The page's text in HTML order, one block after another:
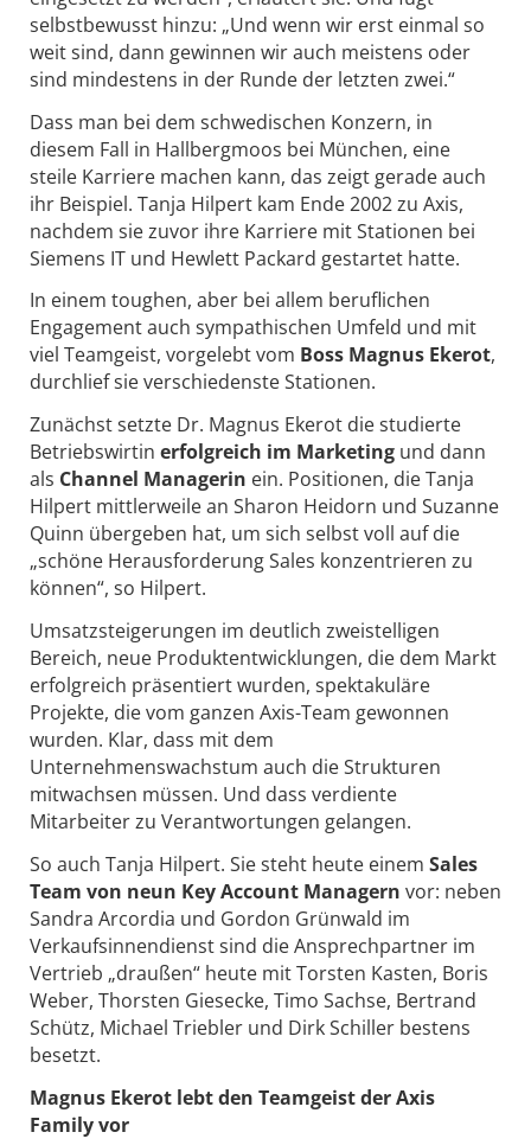
selbstbewusst hinzu: „Und wenn wir erst einmal so
weit sind, dann gewinnen wir auch meistens oder
sind mindestens in der Runde der letzten zwei.“
Dass man bei dem schwedischen Konzern, in
diesem Fall in Hallbergmoos bei München, eine
steile Karriere machen kann, das zeigt gerade auch
ihr Beispiel. Tanja Hilpert kam Ende 2002 zu Axis,
nachdem sie zuvor ihre Karriere mit Stationen bei
Siemens IT und Hewlett Packard gestartet hatte.
In einem toughen, aber bei allem beruflichen
Engagement auch sympathischen Umfeld und mit
viel Teamgeist, vorgelebt vom Boss Magnus Ekerot,
durchlief sie verschiedenste Stationen.
Zunächst setzte Dr. Magnus Ekerot die studierte
Betriebswirtin erfolgreich im Marketing und dann
als Channel Managerin ein. Positionen, die Tanja
Hilpert mittlerweile an Sharon Heidorn und Suzanne
Quinn übergeben hat, um sich selbst voll auf die
„schöne Herausforderung Sales konzentrieren zu
können“, so Hilpert.
Umsatzsteigerungen im deutlich zweistelligen
Bereich, neue Produktentwicklungen, die dem Markt
erfolgreich präsentiert wurden, spektakuläre
Projekte, die vom ganzen Axis-Team gewonnen
wurden. Klar, dass mit dem
Unternehmenswachstum auch die Strukturen
mitwachsen müssen. Und dass verdiente
Mitarbeiter zu Verantwortungen gelangen.
So auch Tanja Hilpert. Sie steht heute einem Sales
Team von neun Key Account Managern vor: neben
Sandra Arcordia und Gordon Grünwald im
Verkaufsinnendienst sind die Ansprechpartner im
Vertrieb „draußen“ heute mit Torsten Kasten, Boris
Weber, Thorsten Giesecke, Timo Sachse, Bertrand
Schütz, Michael Triebler und Dirk Schiller bestens
besetzt.
Magnus Ekerot lebt den Teamgeist der Axis
Family vor